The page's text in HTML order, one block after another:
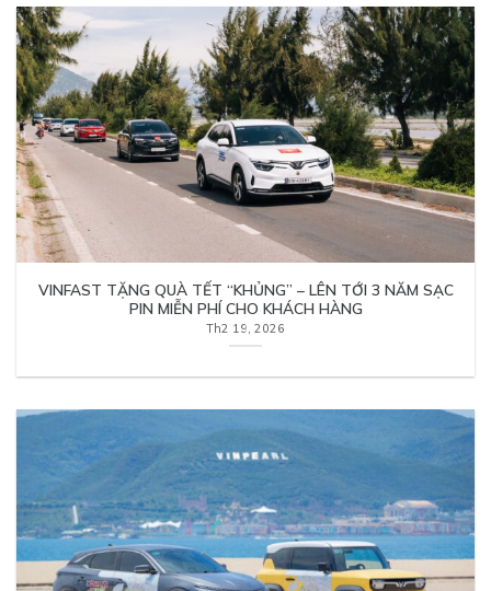
VINFAST TẶNG QUÀ TẾT “KHỦNG” – LÊN TỚI 3 NĂM SẠC
PIN MIỄN PHÍ CHO KHÁCH HÀNG
Th2 19, 2026